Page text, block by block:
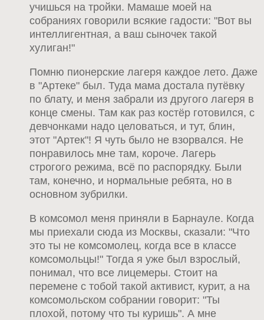
учишься на тройки. Мамаше моей на
собраниях говорили всякие гадости: "Вот вы
интеллигентная, а ваш сыночек такой
хулиган!"
Помню пионерские лагеря каждое лето. Даже
в "Артеке" был. Туда мама достала путёвку
по блату, и меня забрали из другого лагеря в
конце смены. Там как раз костёр готовился, с
девчонками надо целоваться, и тут, блин,
этот "Артек"! Я чуть было не взорвался. Не
понравилось мне там, короче. Лагерь
строгого режима, всё по распорядку. Были
там, конечно, и нормальные ребята, но в
основном зубрилки.
В комсомол меня приняли в Барнауле. Когда
мы приехали сюда из Москвы, сказали: "Что
это ты не комсомолец, когда все в классе
комсомольцы!" Тогда я уже был взрослый,
понимал, что все лицемеры. Стоит на
перемене с тобой такой активист, курит, а на
комсомольском собрании говорит: "Ты
плохой, потому что ты куришь". А мне